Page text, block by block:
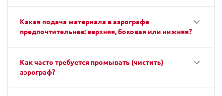
Какая подача материала в аэрографе
предпочтительнее: верхняя, боковая или нижняя?
Как часто требуется промывать (чистить)
аэрограф?